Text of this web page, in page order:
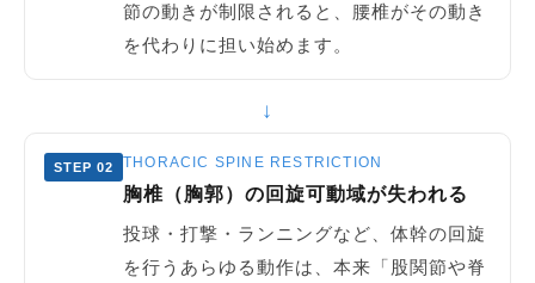
節の動きが制限されると、腰椎がその動き
を代わりに担い始めます。
↓
STEP 02 THORACIC SPINE RESTRICTION
胸椎（胸郭）の回旋可動域が失われる
投球・打撃・ランニングなど、体幹の回旋
を行うあらゆる動作は、本来「股関節や脊